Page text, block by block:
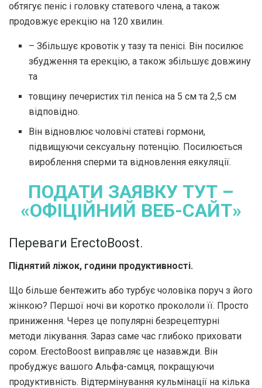
обтягує пеніс і головку статевого члена, а також
продовжує ерекцію на 120 хвилин.
– Збільшує кровотік у тазу та пенісі. Він посилює
збудження та ерекцію, а також збільшує довжину
та
товщину печеристих тіл пеніса на 5 см та 2,5 см
відповідно.
Він відновлює чоловічі статеві гормони,
підвищуючи сексуальну потенцію. Посилюється
вироблення сперми та відновлення еякуляції.
ПОДАТИ ЗАЯВКУ ТУТ –
«ОФІЦІЙНИЙ ВЕБ-САЙТ»
Переваги ErectoBoost.
Піднятий ліжок, години продуктивності.
Що більше бентежить або турбує чоловіка поруч з його
жінкою? Першої ночі ви коротко прокололи її. Просто
приниження. Через це популярні безрецептурні
методи лікування. Зараз саме час глибоко приховати
сором. ErectoBoost виправляє це назавжди. Він
пробуджує вашого Альфа-самця, покращуючи
продуктивність. Відтермінування кульмінації на кілька